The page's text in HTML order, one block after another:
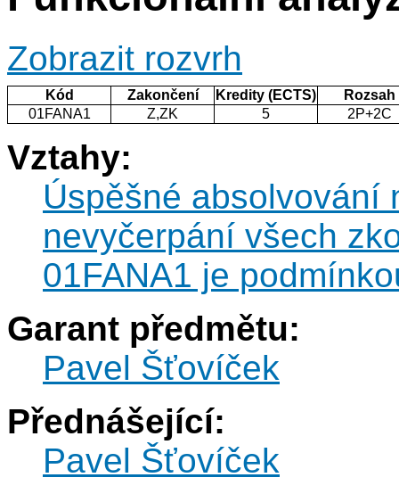
Zobrazit rozvrh
Kód Zakončení Kredity (ECTS)
Rozsah
01FANA1
Z,ZK 5 2P+2C
Vztahy:
Úspěšné absolvování
nevyčerpání všech
01FANA1 je
Garant předmětu:
Pavel Šťovíček
Přednášející:
Pavel Šťovíček